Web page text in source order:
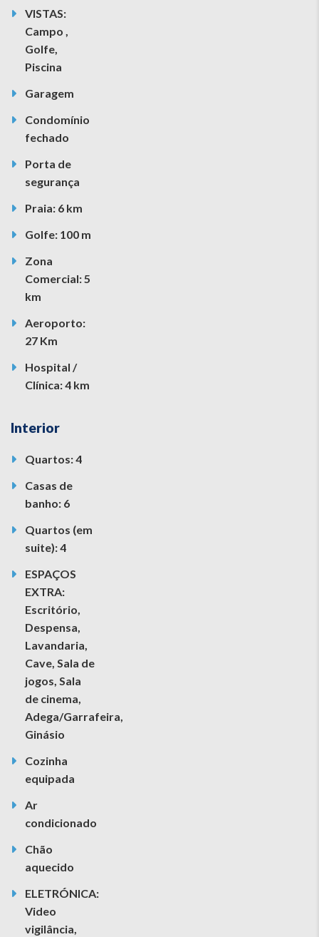
VISTAS:
Campo ,
Golfe,
Piscina
Garagem
Condomínio
fechado
Porta de
segurança
Praia: 6 km
Golfe: 100 m
Zona
Comercial: 5
km
Aeroporto:
27 Km
Hospital /
Clínica: 4 km
Interior
Quartos: 4
Casas de
banho: 6
Quartos (em
suite): 4
ESPAÇOS
EXTRA:
Escritório,
Despensa,
Lavandaria,
Cave, Sala de
jogos, Sala
de cinema,
Adega/Garrafeira,
Ginásio
Cozinha
equipada
Ar
condicionado
Chão
aquecido
ELETRÓNICA:
Video
vigilância,